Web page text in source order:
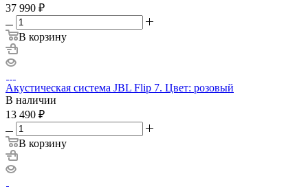
37 990 ₽
В корзину
Акустическая система JBL Flip 7. Цвет: розовый
В наличии
13 490 ₽
В корзину